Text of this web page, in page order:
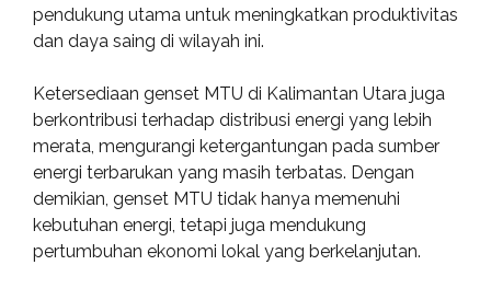
pendukung utama untuk meningkatkan produktivitas
dan daya saing di wilayah ini.
Ketersediaan genset MTU di Kalimantan Utara juga
berkontribusi terhadap distribusi energi yang lebih
merata, mengurangi ketergantungan pada sumber
energi terbarukan yang masih terbatas. Dengan
demikian, genset MTU tidak hanya memenuhi
kebutuhan energi, tetapi juga mendukung
pertumbuhan ekonomi lokal yang berkelanjutan.